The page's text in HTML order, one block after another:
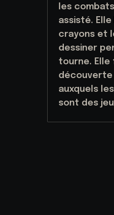
les
assisté.
crayons et
dessiner
tourne. Elle
découverte
auxquels
sont des